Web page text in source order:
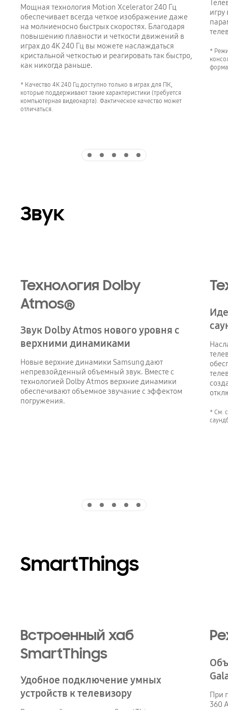
Мощная технология Motion Xcelerator 240 Гц
обеспечивает всегда четкое изображение даже
на молниеносно быстрых скоростях. Благодаря
повышению плавности и четкости движений в
играх до 4K 240 Гц вы можете наслаждаться
кристальной четкостью и реагировать так быстро,
как никогда раньше.
* Качество 4K 240 Гц доступно только в играх для ПК,
которые поддерживают такие характеристики (требуется
компьютерная видеокарта). Фактическое качество может
отличаться.
игру
*
Звук
Технология Dolby
Atmos®
Звук Dolby Atmos нового уровня с
верхними динамиками
Новые верхние динамики Samsung дают
непревзойденный объемный звук. Вместе с
технологией Dolby Atmos верхние динамики
обеспечивают объемное звучание с эффектом
погружения.
* См.
SmartThings
Встроенный хаб
SmartThings
Удобное подключение умных
устройств к телевизору
При
360